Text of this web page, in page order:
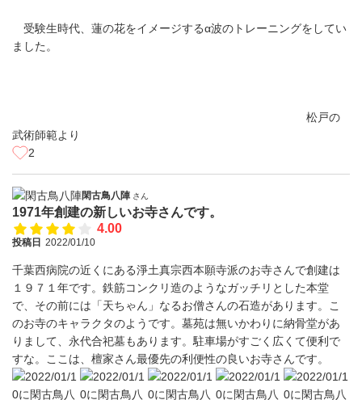
受験生時代、蓮の花をイメージするα波のトレーニングをしてい
ました。
松戸の
武術師範より
2
閑古鳥八陣 さん
1971年創建の新しいお寺さんです。
4.00
投稿日 2022/01/10
千葉西病院の近くにある淨土真宗西本願寺派のお寺さんで創建は
１９７１年です。鉄筋コンクリ造のようなガッチリとした本堂
で、その前には「天ちゃん」なるお僧さんの石造があります。こ
のお寺のキャラクタのようです。墓苑は無いかわりに納骨堂があ
りまして、永代合祀墓もあります。駐車場がすごく広くて便利で
すな。ここは、檀家さん最優先の利便性の良いお寺さんです。